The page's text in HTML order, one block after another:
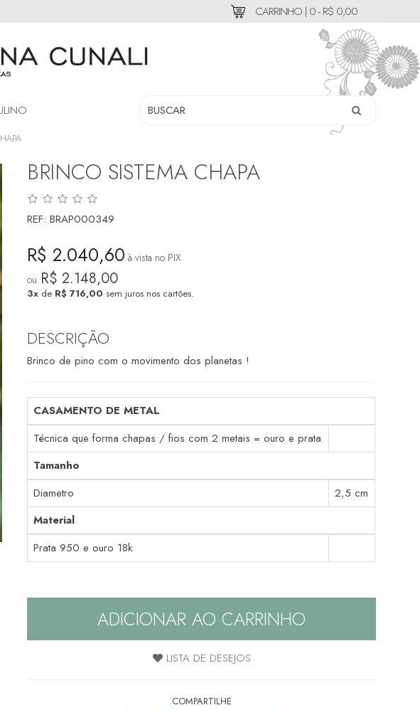
CARRINHO | 0 - R$ 0,00
BRINCO SISTEMA CHAPA
REF:BRAP000349
R$ 2.040,60 à vista no PIX
ou R$ 2.148,00
3x de R$ 716,00 sem juros nos cartões.
DESCRIÇÃO
Brinco de pino com o movimento dos planetas !
CASAMENTO DE METAL
Técnica que forma chapas / fios com 2 metais = ouro e prata
Tamanho
Diametro
2,5 cm
Material
Prata 950 e ouro 18k
ADICIONAR AO CARRINHO
LISTA DE DESEJOS
COMPARTILHE